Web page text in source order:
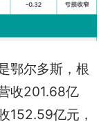
鄂尔多斯，根
收201.68亿
152.59亿元，